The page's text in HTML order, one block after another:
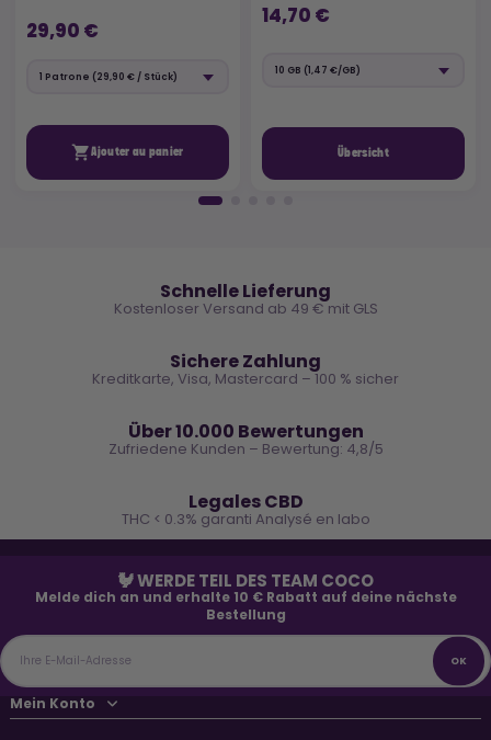
29,90 €
Ajouter au panier
14,70 €
Übersicht
Schnelle Lieferung
Kostenloser Versand ab 49 € mit GLS
Sichere Zahlung
Kreditkarte, Visa, Mastercard – 100 % sicher
Über 10.000 Bewertungen
Zufriedene Kunden – Bewertung: 4,8/5
Legales CBD
THC < 0.3% garanti Analysé en labo
🐓 WERDE TEIL DES TEAM COCO
Melde dich an und erhalte 10 € Rabatt auf deine nächste
Bestellung
Mein Konto